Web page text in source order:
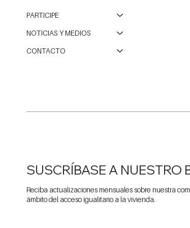
PARTICIPE
NOTICIAS Y MEDIOS
CONTACTO
SUSCRÍBASE A NUESTRO
Reciba actualizaciones mensuales sobre nuestra
ámbito del acceso igualitario a la vivienda.